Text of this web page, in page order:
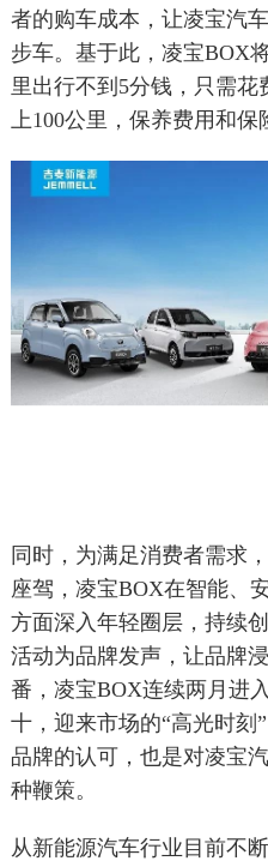
者的购车成本，让凌宝汽
步车。基于此，凌宝BOX
里出行不到5分钱，只需
上100公里，保养费用和保
同时，为满足消费者需求
座驾，凌宝BOX在智能、
方面深入年轻圈层，持续
活动为品牌发声，让品牌
番，凌宝BOX连续两月进
十，迎来市场的“高光时刻
品牌的认可，也是对凌宝
种鞭策。
从新能源汽车行业目前不